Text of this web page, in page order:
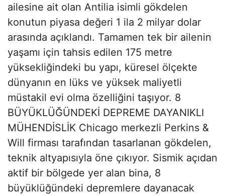
ailesine ait olan Antilia isimli gökdelen
konutun piyasa değeri 1 ila 2 milyar dolar
arasında açıklandı. Tamamen tek bir ailenin
yaşamı için tahsis edilen 175 metre
yüksekliğindeki bu yapı, küresel ölçekte
dünyanın en lüks ve yüksek maliyetli
müstakil evi olma özelliğini taşıyor. 8
BÜYÜKLÜĞÜNDEKİ DEPREME DAYANIKLI
MÜHENDİSLİK Chicago merkezli Perkins &
Will firması tarafından tasarlanan gökdelen,
teknik altyapısıyla öne çıkıyor. Sismik açıdan
aktif bir bölgede yer alan bina, 8
büyüklüğündeki depremlere dayanacak